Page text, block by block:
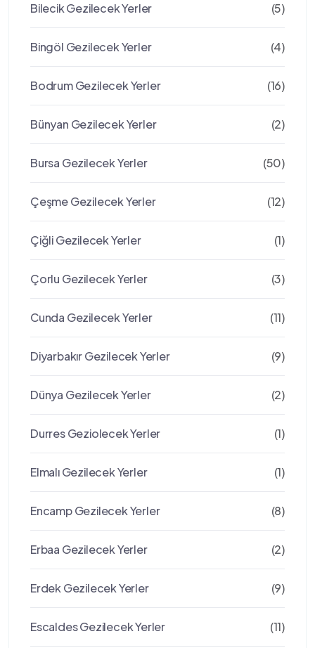
Bilecik Gezilecek Yerler (5)
Bingöl Gezilecek Yerler (4)
Bodrum Gezilecek Yerler (16)
Bünyan Gezilecek Yerler (2)
Bursa Gezilecek Yerler (50)
Çeşme Gezilecek Yerler (12)
Çiğli Gezilecek Yerler (1)
Çorlu Gezilecek Yerler (3)
Cunda Gezilecek Yerler (11)
Diyarbakır Gezilecek Yerler (9)
Dünya Gezilecek Yerler (2)
Durres Geziolecek Yerler (1)
Elmalı Gezilecek Yerler (1)
Encamp Gezilecek Yerler (8)
Erbaa Gezilecek Yerler (2)
Erdek Gezilecek Yerler (9)
Escaldes Gezilecek Yerler (11)